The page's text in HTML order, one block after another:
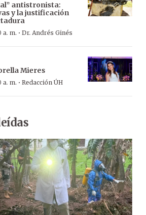
antistronista:
y la justificación
a. m. · Dr. Andrés Ginés
Mieres
a. m. · Redacción ÚH